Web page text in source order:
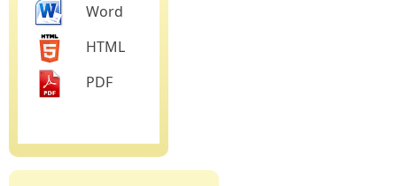
Word
HTML
PDF